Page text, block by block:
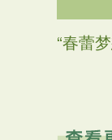
“春蕾